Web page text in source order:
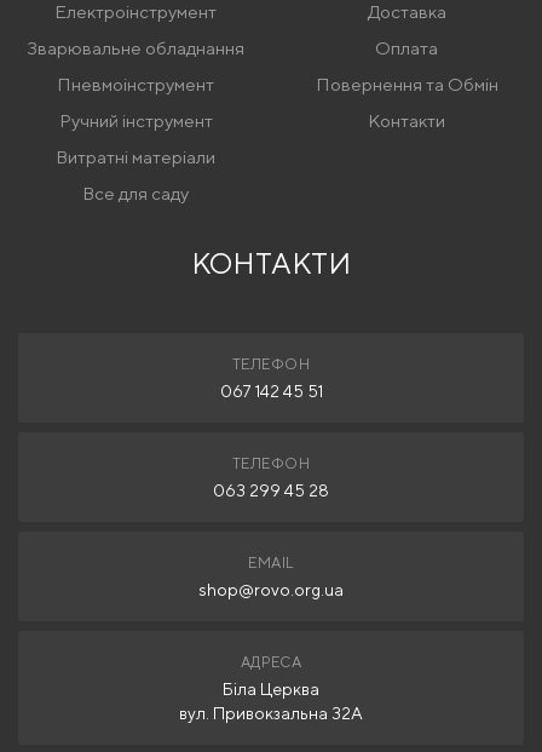
Електроінструмент
Зварювальне обладнання
Пневмоінструмент
Ручний інструмент
Витратні матеріали
Все для саду
Доставка
Оплата
Повернення та Обмін
Контакти
КОНТАКТИ
ТЕЛЕФОН
067 142 45 51
ТЕЛЕФОН
063 299 45 28
EMAIL
shop@rovo.org.ua
АДРЕСА
Біла Церква
вул. Привокзальна 32А